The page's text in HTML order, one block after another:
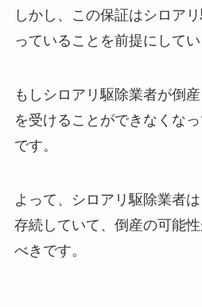
しかし、この保証はシロア
っていることを前提にしてい
もしシロアリ駆除業者が倒
を受けることができなくな
です。
よって、シロアリ駆除業者
存続していて、倒産の可能
べきです。